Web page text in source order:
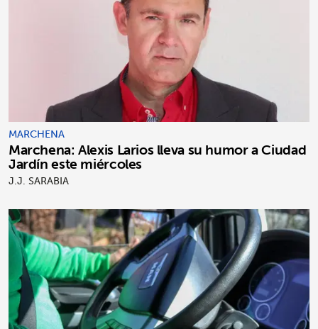
MARCHENA
Marchena: Alexis Larios lleva su humor a Ciudad
Jardín este miércoles
J.J. SARABIA